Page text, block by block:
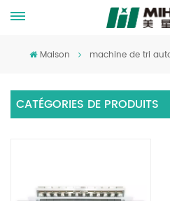
Maison machine de tri
CATÉGORIES DE PRODUITS